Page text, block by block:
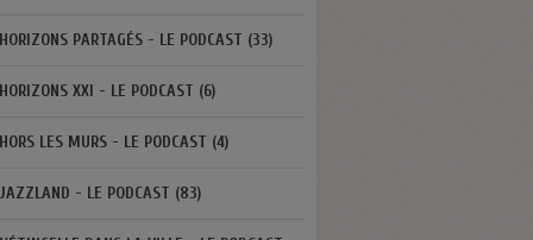
PARTAGÉS - LE PODCAST (33)
XXI - LE PODCAST (6)
LES MURS - LE PODCAST (4)
- LE PODCAST (83)